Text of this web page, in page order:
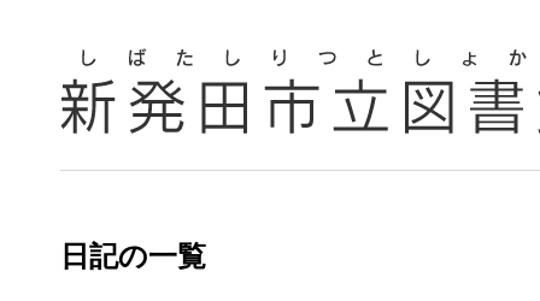
日記の一覧